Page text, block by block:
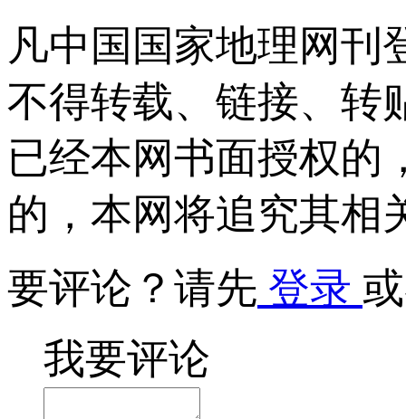
凡中国国家地理网刊
不得转载、链接、转
已经本网书面授权的
的，本网将追究其相
要评论？请先 登录
我要评论